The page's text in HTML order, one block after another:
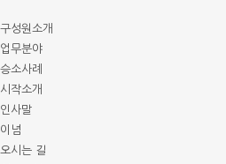
구성원소개
업무분야
승소사례
시작소개
인사말
이념
오시는 길